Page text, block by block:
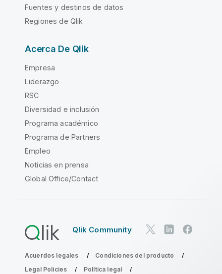
Fuentes y destinos de datos
Regiones de Qlik
Acerca De Qlik
Empresa
Liderazgo
RSC
Diversidad e inclusión
Programa académico
Programa de Partners
Empleo
Noticias en prensa
Global Office/Contact
Qlik Community
Acuerdos legales
Condiciones del producto
Legal Policies
Política legal